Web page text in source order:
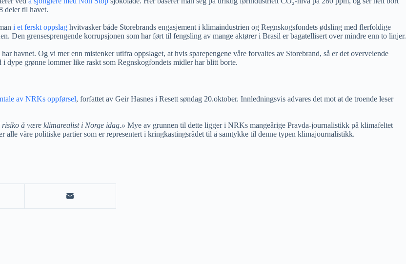
deler til havet.
i et ferskt oppslag hvitvasker både Storebrands engasjement i klimaindustrien og Regnskogsfondets ødsling med flerfoldige
Den grensesprengende korrupsjonen som har ført til fengsling av mange aktører i Brasil er bagatellisert over mindre enn to linjer.
havnet. Og vi mer enn mistenker utifra oppslaget, at hvis sparepengene våre forvaltes av Storebrand, så er det overveiende
dype grønne lommer like raskt som Regnskogfondets midler har blitt borte.
av NRKs oppførsel, forfattet av Geir Hasnes i Resett søndag 20.oktober. Innledningsvis advares det mot at de troende leser
risiko å være klimarealist i Norge idag.» Mye av grunnen til dette ligger i NRKs mangeårige Pravda-journalistikk på klimafeltet
alle våre politiske partier som er representert i kringkastingsrådet til å samtykke til denne typen klimajournalistikk.